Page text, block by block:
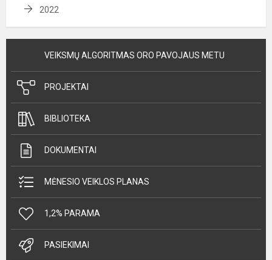
2022
VEIKSMŲ ALGORITMAS ORO PAVOJAUS METU
PROJEKTAI
BIBLIOTEKA
DOKUMENTAI
MĖNESIO VEIKLOS PLANAS
1,2% PARAMA
PASIEKIMAI